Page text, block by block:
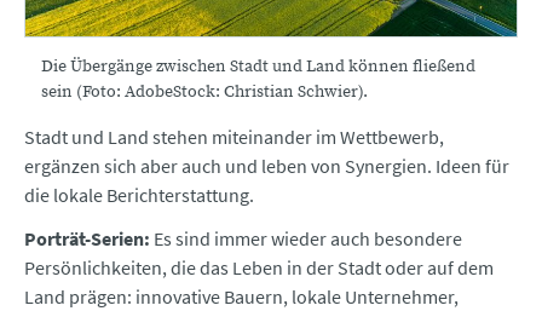
Die Übergänge zwischen Stadt und Land können fließend
sein (Foto: AdobeStock: Christian Schwier).
Stadt und Land stehen miteinander im Wettbewerb,
ergänzen sich aber auch und leben von Synergien. Ideen für
die lokale Berichterstattung.
Porträt-Serien: Es sind immer wieder auch besondere
Persönlichkeiten, die das Leben in der Stadt oder auf dem
Land prägen: innovative Bauern, lokale Unternehmer,